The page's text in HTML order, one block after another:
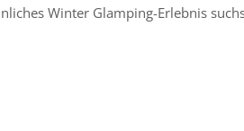
Winter Glamping-Erlebnis